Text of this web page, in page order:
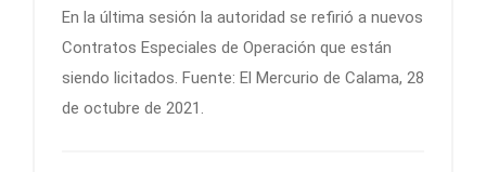
En la última sesión la autoridad se refirió a nuevos
Contratos Especiales de Operación que están
siendo licitados. Fuente: El Mercurio de Calama, 28
de octubre de 2021.